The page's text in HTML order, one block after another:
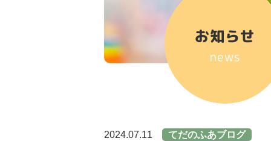
お知らせ
news
2024.07.11 てだのふあブログ